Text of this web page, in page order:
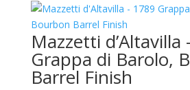
Mazzetti d’Altavilla
Grappa di Barolo,
Barrel Finish